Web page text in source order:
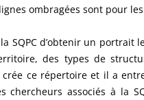
ombragées sont pour
SQPC d’obtenir un portrait
des types de
ce répertoire et il a
chercheurs associés à la